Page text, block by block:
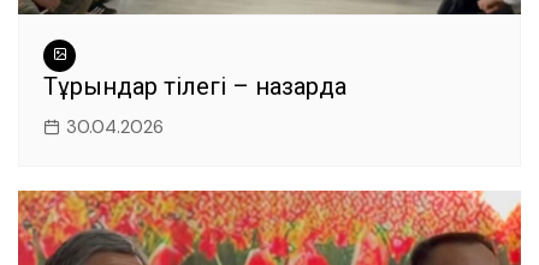
Тұрғындар тілегі – назарда
30.04.2026